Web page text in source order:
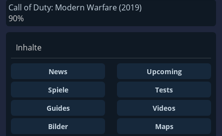
Call of Duty: Modern Warfare (2019)
90%
Inhalte
News
Upcoming
Spiele
Tests
Guides
Videos
Bilder
Maps